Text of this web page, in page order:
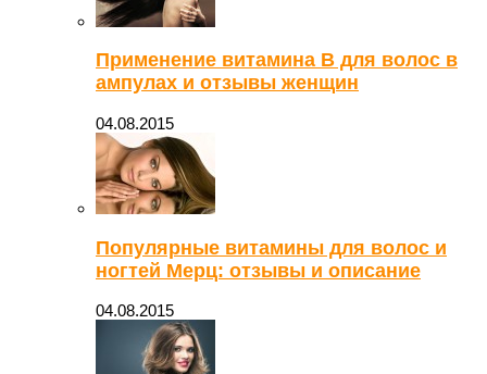
Применение витамина В для волос в
ампулах и отзывы женщин
04.08.2015
Популярные витамины для волос и
ногтей Мерц: отзывы и описание
04.08.2015